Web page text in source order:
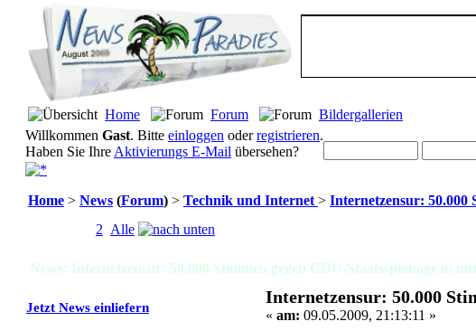
Home Forum Bildergallerien
Willkommen Gast. Bitte einloggen oderregistrieren.
Haben Sie Ihre Aktivierungs E-Mail übersehen?
Home > News (Forum) > Technik und Internet > Internetzensur: 50.000
2 Alle
News: Internetzensur: 50.000 Stimmen gegen CDU-Staatsspionage in
Jetzt News einliefern
Internetzensur: 50.000
« am: 09.05.2009, 21:13:11 »